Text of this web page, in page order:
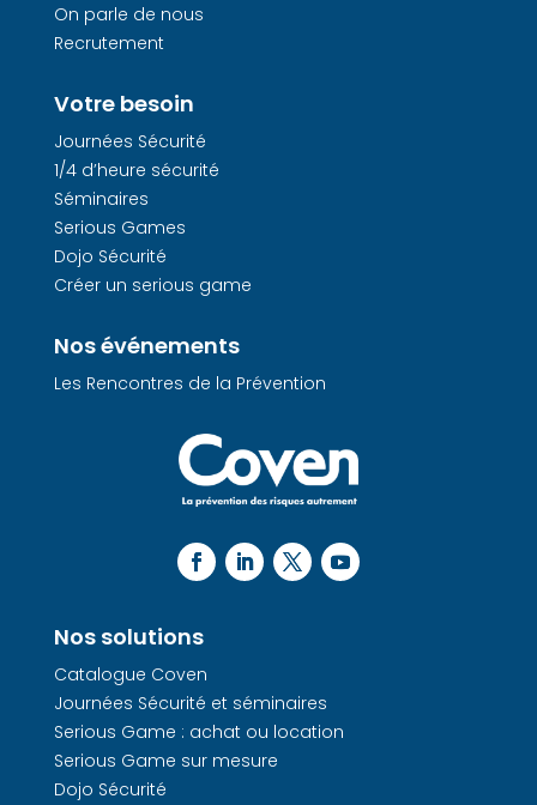
On parle de nous
Recrutement
Votre besoin
Journées Sécurité
1/4 d’heure sécurité
Séminaires
Serious Games
Dojo Sécurité
Créer un serious game
Nos événements
Les Rencontres de la Prévention
Nos solutions
Catalogue Coven
Journées Sécurité et séminaires
Serious Game : achat ou location
Serious Game sur mesure
Dojo Sécurité